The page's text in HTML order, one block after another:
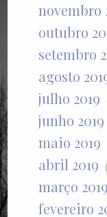
novembro
outubro
setembro
agosto
julho 2019
junho 2019
maio 2019
abril 2019
março 2019
fevereiro